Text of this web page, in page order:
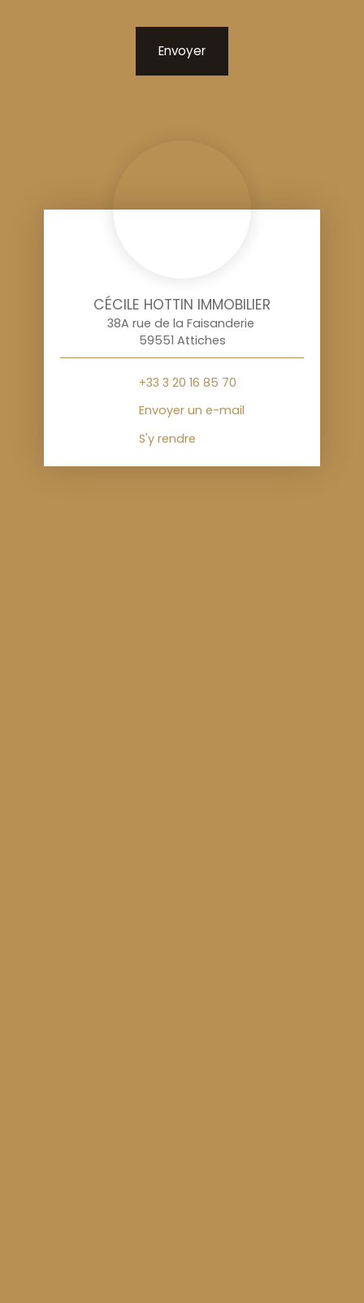
Envoyer
CÉCILE HOTTIN IMMOBILIER
38A rue de la Faisanderie
59551 Attiches
+33 3 20 16 85 70
Envoyer un e-mail
S'y rendre